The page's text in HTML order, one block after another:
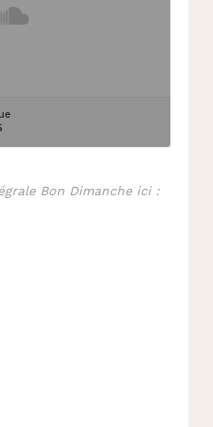
Bon Dimanche ici :